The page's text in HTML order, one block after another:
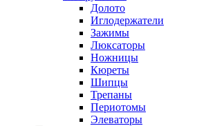
Долото
Иглодержатели
Зажимы
Люксаторы
Ножницы
Кюреты
Шипцы
Трепаны
Периотомы
Элеваторы